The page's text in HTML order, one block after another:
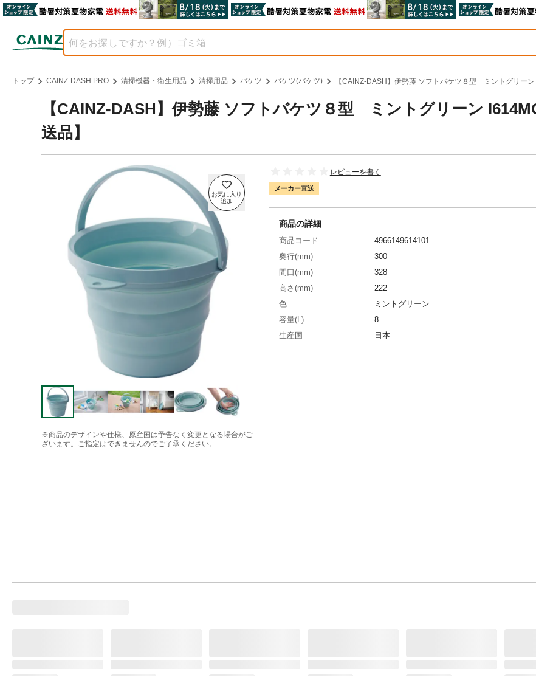
トップ CAINZ-DASH PRO 清掃機器・衛生用品 清掃用品 バケツ バケツ(バケツ) 【CAINZ-DASH】伊勢藤 ソフトバケツ８型 ミントグリーン
【CAINZ-DASH】伊勢藤 ソフトバケツ８型 ミントグリーン
送品】
※商品のデザインや仕様、原産国は予告なく変更となる場合がご
ざいます。ご指定はできませんのでご了承ください。
レビューを書く
メーカー直送
商品の詳細
商品コード
4966149614101
奥行(mm)
300
間口(mm)
328
高さ(mm)
222
色
ミントグリーン
容量(L)
8
生産国
日本